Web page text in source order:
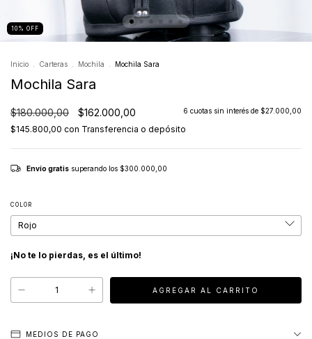
10 % OFF
Inicio Carteras Mochila Mochila Sara
Mochila Sara
$180.000,00 $162.000,00 6 cuotas sin interés de $27.000,00
$145.800,00 con Transferencia o depósito
Envío gratis superando los $300.000,00
COLOR
¡No te lo pierdas, es el último!
MEDIOS DE PAGO